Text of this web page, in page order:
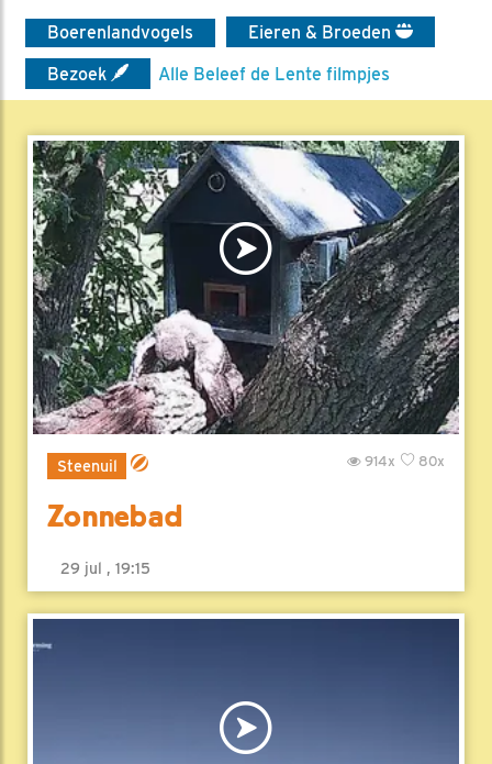
Boerenlandvogels
Eieren & Broeden
Bezoek
Alle Beleef de Lente filmpjes
Steenuil 80x
914x
Zonnebad
29 jul , 19:15